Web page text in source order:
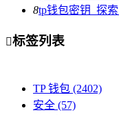
8tp钱包密钥_探
标签列表
TP 钱包 (2402)
安全 (57)